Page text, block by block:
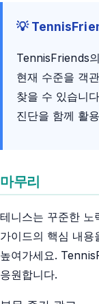
💡
TennisFriends
현재 수준을 객
찾을 수 있습니
진단을 함께 활
마무리
테니스는 꾸준한 노
가이드의 핵심 내
높여가세요.
응원합니다.